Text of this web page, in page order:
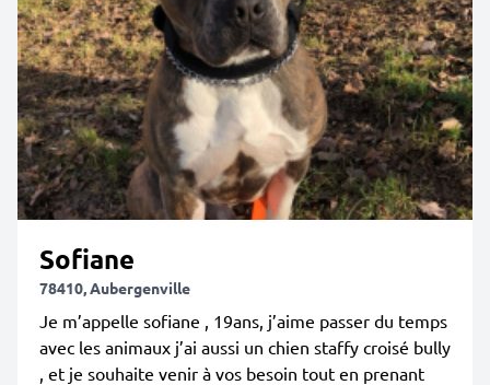
Sofiane
78410, Aubergenville
Je m’appelle sofiane , 19ans, j’aime passer du temps
avec les animaux j’ai aussi un chien staffy croisé bully
, et je souhaite venir à vos besoin tout en prenant